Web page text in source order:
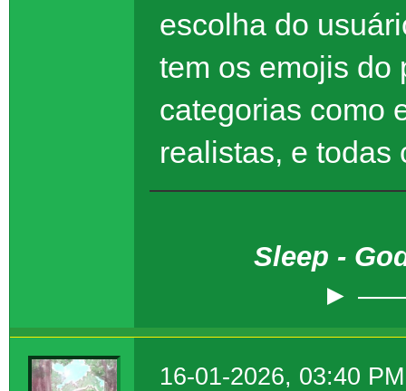
escolha do
tem os emojis do
categorias como
realistas, e todas
Sleep -
►
16-01-2026, 03:40